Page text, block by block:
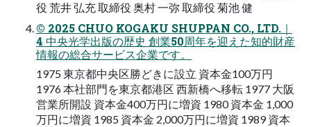
役 荒井 弘充 取締役 奥村 一弥 取締役 菊池 健
© 2025 CHUO KOGAKU SHUPPAN CO., LTD.｜
4 中央光学出版の歴史 創業50周年を迎えた知的財産
情報の総合サービス企業です。
1975 東京都中央区勝どきに設立 資本金100万円
1976 本社部門を東京都港区 西新橋へ移転 1977 大阪
営業所開設 資本金400万円に増資 1980 資本金 1,000
万円に増資 1985 資本金 2,000万円に増資 1989 資本